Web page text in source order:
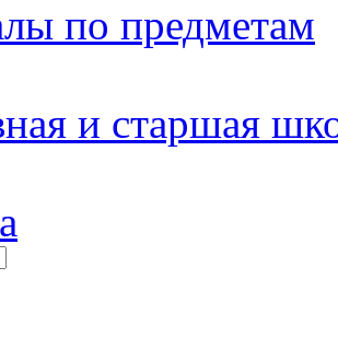
по предметам
и старшая